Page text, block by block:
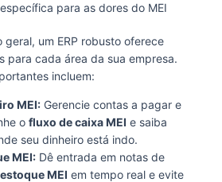
para as dores do MEI
geral, um ERP robusto oferece
para cada área da sua empresa.
incluem:
MEI:Gerencie contas a pagar e
o fluxo de caixa MEI e saiba
seu dinheiro está indo.
MEI:Dê entrada em notas de
estoque MEI em tempo real e evite